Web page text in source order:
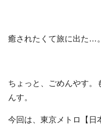
癒されたくて旅に出た…。
ちょっと、ごめんやす。
んす。
今回は、東京メトロ【日